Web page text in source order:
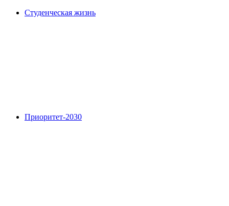
Студенческая жизнь
Приоритет-2030